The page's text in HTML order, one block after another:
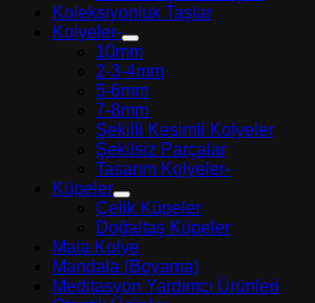
Koleksiyonluk Taşlar
Kolyeler-
10mm
2-3-4mm
5-6mm
7-8mm
Şekilli Kesimli Kolyeler
Şekilsiz Parçalar
Tasarım Kolyeler-
Küpeler
Çelik Küpeler
Doğaltaş Küpeler
Mala Kolye
Mandala (Boyama)
Meditasyon Yardımcı Ürünleri